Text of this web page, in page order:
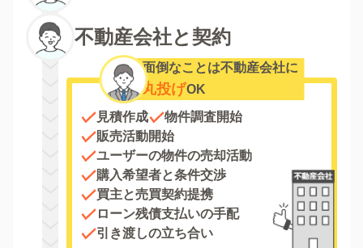
不動産会社と契約
面倒なことは不動産会社に
丸投げOK
見積作成
物件調査開始
販売活動開始
ユーザーの物件の売却活動
購入希望者と条件交渉
買主と売買契約提携
ローン残債支払いの手配
引き渡しの立ち合い